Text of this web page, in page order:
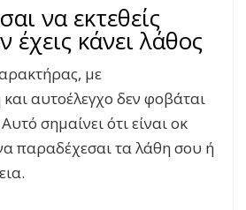
να εκτεθείς
έχεις κάνει λάθος
με
αυτοέλεγχο δεν φοβάται
σημαίνει ότι είναι οκ
παραδέχεσαι τα λάθη σου ή